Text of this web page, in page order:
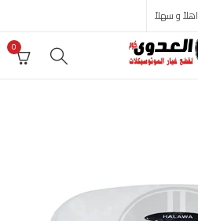
اهلاً و سهلاً
0